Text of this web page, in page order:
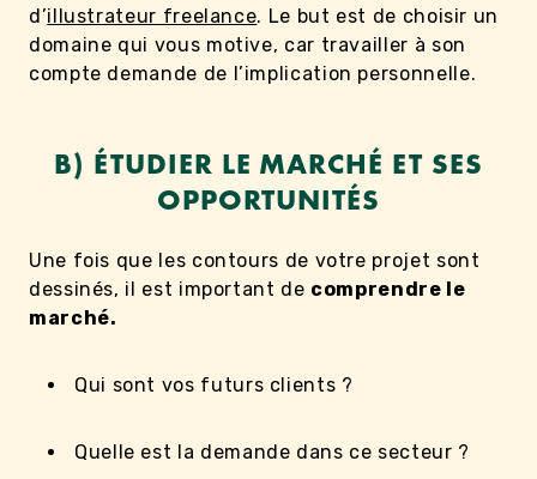
d’illustrateur freelance. Le but est de choisir un
domaine qui vous motive, car travailler à son
compte demande de l’implication personnelle.
B) ÉTUDIER LE MARCHÉ ET SES
OPPORTUNITÉS
Une fois que les contours de votre projet sont
dessinés, il est important de comprendre le
marché.
Qui sont vos futurs clients ?
Quelle est la demande dans ce secteur ?